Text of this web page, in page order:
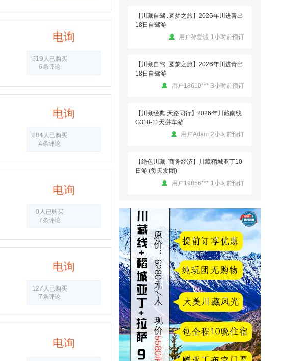
电询
519人已购买
6条评论
电询
884人已购买
4条评论
电询
0人已购买
7条评论
电询
127人已购买
7条评论
电询
【川藏自驾 .圆梦之旅】2026年川进青出
18日自驾游
用户孙爱诚 1小时前预订
【川藏自驾 .圆梦之旅】2026年川进青出
18日自驾游
用户18610*** 3小时前预订
【川藏经典 天路同行】2026年川藏南线
G318-11天拼车游
用户Adam 2小时前预订
【绝色川藏. 商务经济】川藏稻城亚丁10
日游 (每天发团)
用户19856*** 1小时前预订
【川藏经典 天路同行】2026年川藏南线
G318-11天拼车游
用户ww 1小时前预订
【川藏自驾 .圆梦之旅】2026年川进青出
18日自驾游
用户vvv 7分钟前预订
【川藏自驾 .圆梦之旅】2026年川进青出
18日自驾游
用户孙爱诚 1小时前预订
【川藏自驾 .圆梦之旅】2026年川进青出